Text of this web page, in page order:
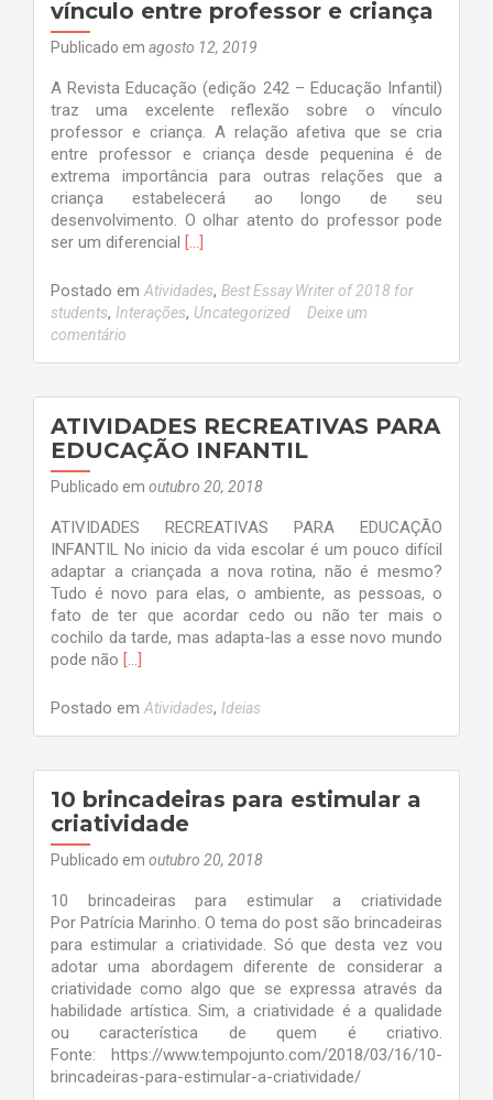
vínculo entre professor e criança
Publicado em agosto 12, 2019
A Revista Educação (edição 242 – Educação Infantil)
traz uma excelente reflexão sobre o vínculo
professor e criança. A relação afetiva que se cria
entre professor e criança desde pequenina é de
extrema importância para outras relações que a
criança estabelecerá ao longo de seu
desenvolvimento. O olhar atento do professor pode
ser um diferencial Leia
sobreA
força
do
vínculo
entre
professor
e
[…]
Postado em Atividades, Best Essay Writer of 2018 for
students, Interações, Uncategorized
Deixe um
comentário
ATIVIDADES RECREATIVAS PARA
EDUCAÇÃO INFANTIL
Publicado em outubro 20, 2018
ATIVIDADES RECREATIVAS PARA EDUCAÇÃO
INFANTIL No inicio da vida escolar é um pouco difícil
adaptar a criançada a nova rotina, não é mesmo?
Tudo é novo para elas, o ambiente, as pessoas, o
fato de ter que acordar cedo ou não ter mais o
cochilo da tarde, mas adapta-las a esse novo mundo
pode não Leia
sobreATIVIDADES
EDUCAÇÃO
INFANTIL
[…]
Postado em Atividades, Ideias
10 brincadeiras para estimular a
criatividade
Publicado em outubro 20, 2018
10 brincadeiras para estimular a criatividade
Por Patrícia Marinho. O tema do post são brincadeiras
para estimular a criatividade. Só que desta vez vou
adotar uma abordagem diferente de considerar a
criatividade como algo que se expressa através da
habilidade artística. Sim, a criatividade é a qualidade
ou característica de quem é criativo.
Fonte: https://www.tempojunto.com/2018/03/16/10-
brincadeiras-para-estimular-a-criatividade/